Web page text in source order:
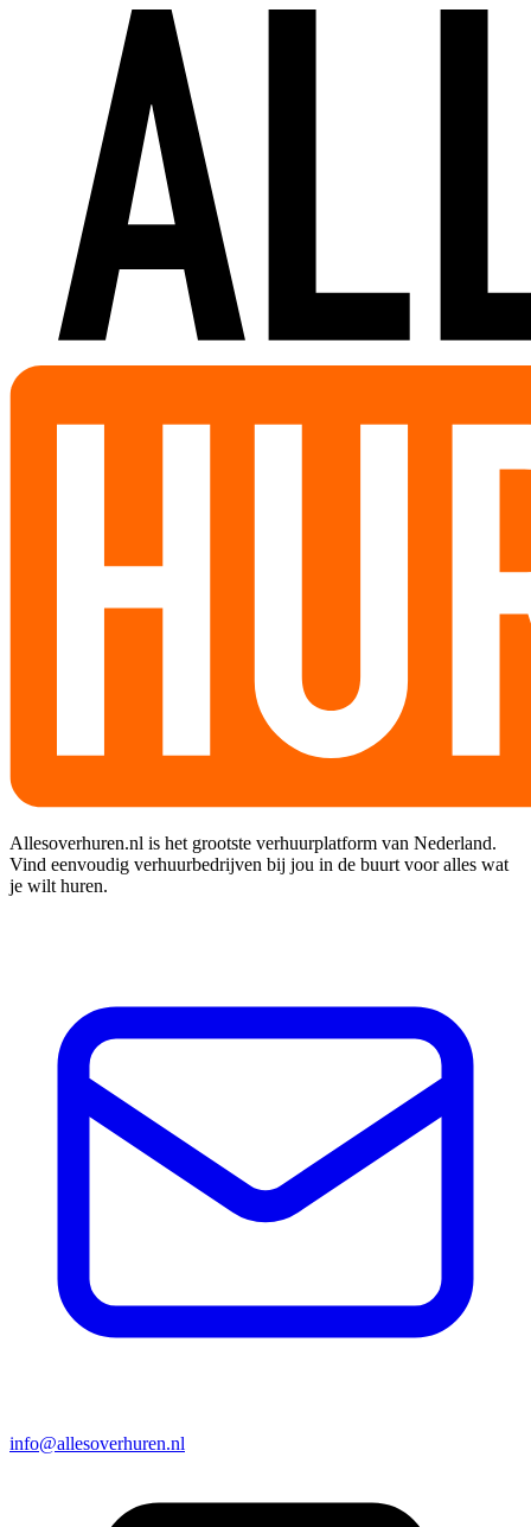
Allesoverhuren.nl is het grootste verhuurplatform van Nederland.
Vind eenvoudig verhuurbedrijven bij jou in de buurt voor alles wat
je wilt huren.
info@allesoverhuren.nl